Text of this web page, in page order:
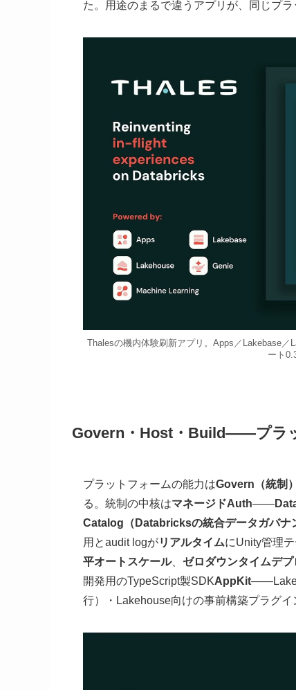
た。用途のまるで違うアプリが、同じプラ
Thalesの機内体験刷新アプリ。Apps／Lakebase
ート
Govern・Host・Build——プラ
プラットフォームの能力はGovern（統制
る。統制の中核はマネージドAuth——
Catalog（Databricksの統合データガバナ
用とaudit logがリアルタイムにUnity管理
平オートスケール、 ゼロダウンタイムデプ
開発用のTypeScript製SDKAppKit
行）・Lakehouse向けの事前構築プラグイ